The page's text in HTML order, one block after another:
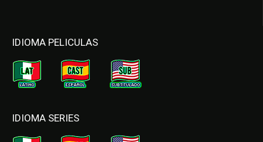
IDIOMA PELICULAS
IDIOMA SERIES